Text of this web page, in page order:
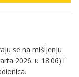
se na mišljenju
2026. u 18:06) i